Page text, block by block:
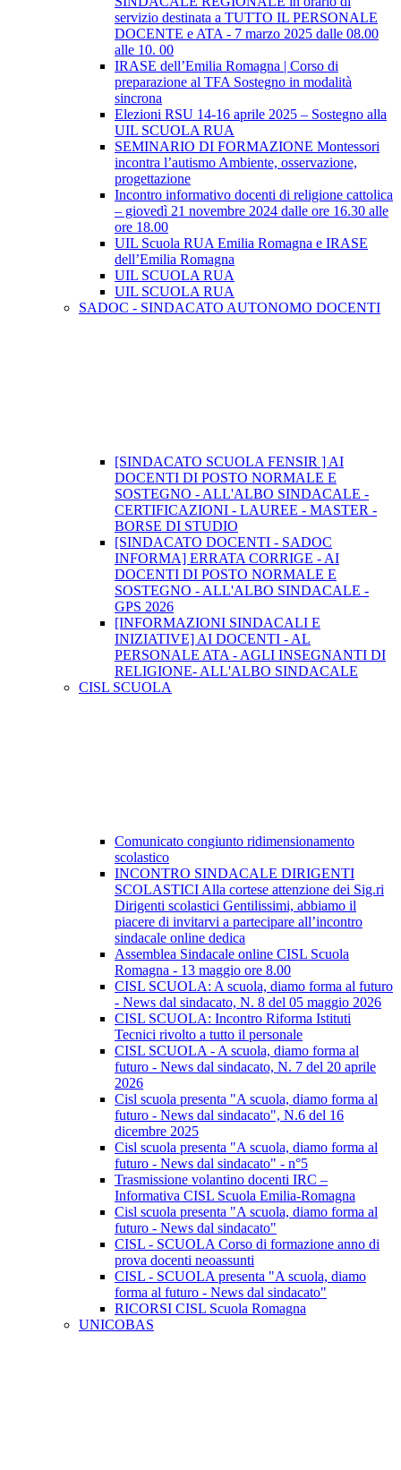
servizio destinata a TUTTO IL PERSONALE
DOCENTE e ATA - 7 marzo 2025 dalle 08.00
alle 10. 00
IRASE dell’Emilia Romagna | Corso di
preparazione al TFA Sostegno in modalità
sincrona
Elezioni RSU 14-16 aprile 2025 – Sostegno alla
UIL SCUOLA RUA
SEMINARIO DI FORMAZIONE Montessori
incontra l’autismo Ambiente, osservazione,
progettazione
Incontro informativo docenti di religione cattolica
– giovedì 21 novembre 2024 dalle ore 16.30 alle
ore 18.00
UIL Scuola RUA Emilia Romagna e IRASE
dell’Emilia Romagna
UIL SCUOLA RUA
UIL SCUOLA RUA
SADOC - SINDACATO AUTONOMO DOCENTI
[SINDACATO SCUOLA FENSIR ] AI
DOCENTI DI POSTO NORMALE E
SOSTEGNO - ALL'ALBO SINDACALE -
CERTIFICAZIONI - LAUREE - MASTER -
BORSE DI STUDIO
[SINDACATO DOCENTI - SADOC
INFORMA] ERRATA CORRIGE - AI
DOCENTI DI POSTO NORMALE E
SOSTEGNO - ALL'ALBO SINDACALE -
GPS 2026
[INFORMAZIONI SINDACALI E
INIZIATIVE] AI DOCENTI - AL
PERSONALE ATA - AGLI INSEGNANTI DI
RELIGIONE- ALL'ALBO SINDACALE
CISL SCUOLA
Comunicato congiunto ridimensionamento
scolastico
INCONTRO SINDACALE DIRIGENTI
SCOLASTICI Alla cortese attenzione dei Sig.ri
Dirigenti scolastici Gentilissimi, abbiamo il
piacere di invitarvi a partecipare all’incontro
sindacale online dedica
Assemblea Sindacale online CISL Scuola
Romagna - 13 maggio ore 8.00
CISL SCUOLA: A scuola, diamo forma al futuro
- News dal sindacato, N. 8 del 05 maggio 2026
CISL SCUOLA: Incontro Riforma Istituti
Tecnici rivolto a tutto il personale
CISL SCUOLA - A scuola, diamo forma al
futuro - News dal sindacato, N. 7 del 20 aprile
2026
Cisl scuola presenta "A scuola, diamo forma al
futuro - News dal sindacato", N.6 del 16
dicembre 2025
Cisl scuola presenta "A scuola, diamo forma al
futuro - News dal sindacato" - n°5
Trasmissione volantino docenti IRC –
Informativa CISL Scuola Emilia-Romagna
Cisl scuola presenta "A scuola, diamo forma al
futuro - News dal sindacato"
CISL - SCUOLA Corso di formazione anno di
prova docenti neoassunti
CISL - SCUOLA presenta "A scuola, diamo
forma al futuro - News dal sindacato"
RICORSI CISL Scuola Romagna
UNICOBAS